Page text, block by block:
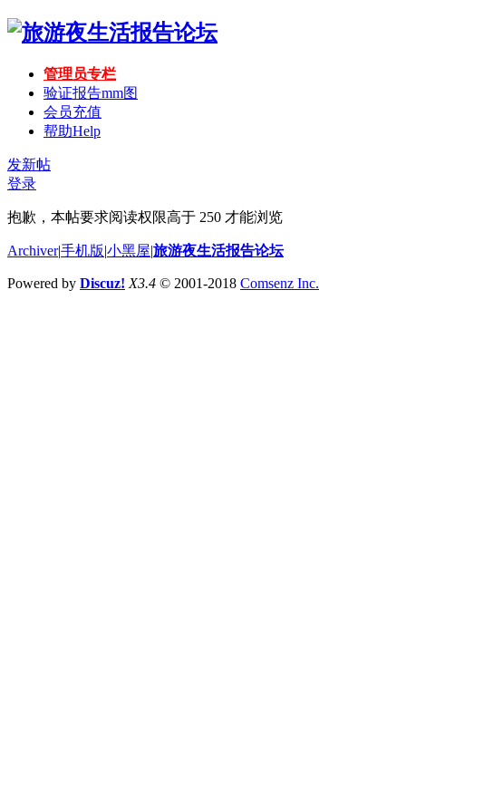
管理员专栏
验证报告mm图
会员充值
帮助Help
发新帖
登录
抱歉，本帖要求阅读权限高于 250 才能浏览
Archiver|手机版|小黑屋|旅游夜生活报告论坛
Powered by Discuz! X3.4 © 2001-2018 Comsenz Inc.